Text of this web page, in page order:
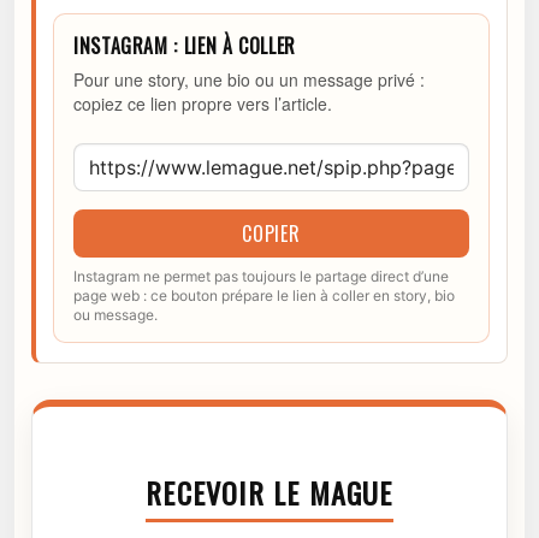
INSTAGRAM : LIEN À COLLER
Pour une story, une bio ou un message privé :
copiez ce lien propre vers l’article.
COPIER
Instagram ne permet pas toujours le partage direct d’une
page web : ce bouton prépare le lien à coller en story, bio
ou message.
RECEVOIR LE MAGUE